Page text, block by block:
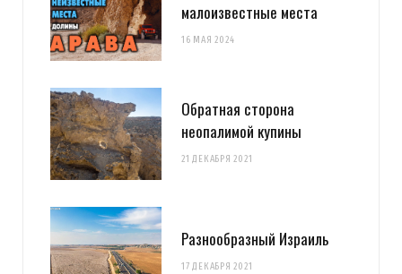
малоизвестные места
16 МАЯ 2024
Обратная сторона
неопалимой купины
21 ДЕКАБРЯ 2021
Разнообразный Израиль
17 ДЕКАБРЯ 2021